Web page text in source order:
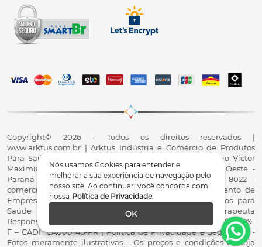
Nós usamos Cookies para entender e
melhorar a sua experiência de navegação pelo
nosso site. Ao continuar, você concorda com
nossa Política de Privacidade.
OK
Copyright© 2026 - Todos os direitos reservados |
www.arktus.com.br | Arktus Indústria e Comércio de Produtos
Para Saúde Ltda | CNPJ: 01.417.367/0001-78 | R. Antônio Victor
Maximiano, 107, Parque Industrial II, Santa Tereza do Oeste -
Paraná - CEP 85825-900 - Fale conosco: 0800 200 8022 -
comercial@arktus.com.br | Autorização de Funcionamento de
Empresa - AFE/ANVISA - Para Fabricação de Produtos para
Saúde (Correlatos): 8.02.844-5 (UX418X102741) - Fisioterapeuta
Responsável Técnico Dr. Alex Fernando Zani - Crefito8(PR): 8409-
F – CADI: CA000145-PR | Política de Privacidade e Segurança -
Fotos meramente ilustrativas - Os preços e condições da loja